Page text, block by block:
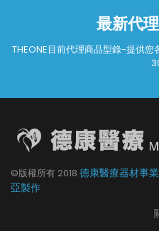
最新代
THEONE目前代理商品型錄-提供
©版權所有 2018 德康醫療器材事業
亞製作